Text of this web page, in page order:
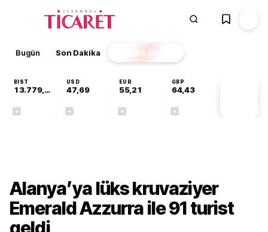
Bugün Son Dakika Finans EKSTRA
BIST
13.779,39
USD
47,69
EUR
55,21
GBP
64,43
Alanya’ya lüks kruvaziyer
Emerald Azzurra ile 91 turist